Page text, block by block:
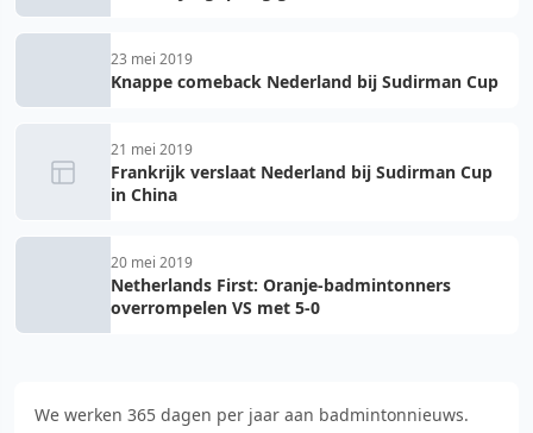
23 mei 2019
Knappe comeback Nederland bij Sudirman Cup
21 mei 2019
Frankrijk verslaat Nederland bij Sudirman Cup
in China
20 mei 2019
Netherlands First: Oranje-badmintonners
overrompelen VS met 5-0
We werken 365 dagen per jaar aan badmintonnieuws.